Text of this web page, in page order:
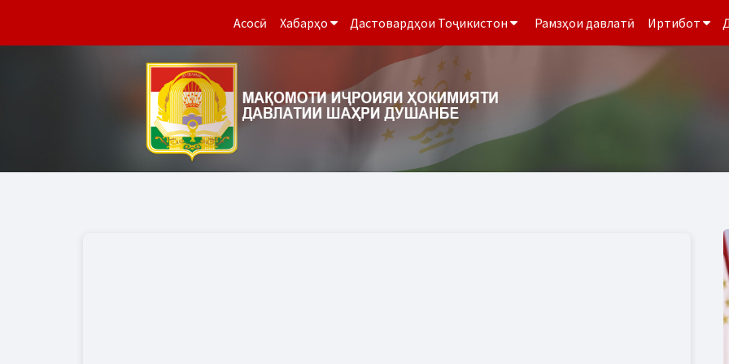
Асосӣ Хабарҳо Дастовардҳои Тоҷикистон Рамзҳои давлатӣ Иртибот